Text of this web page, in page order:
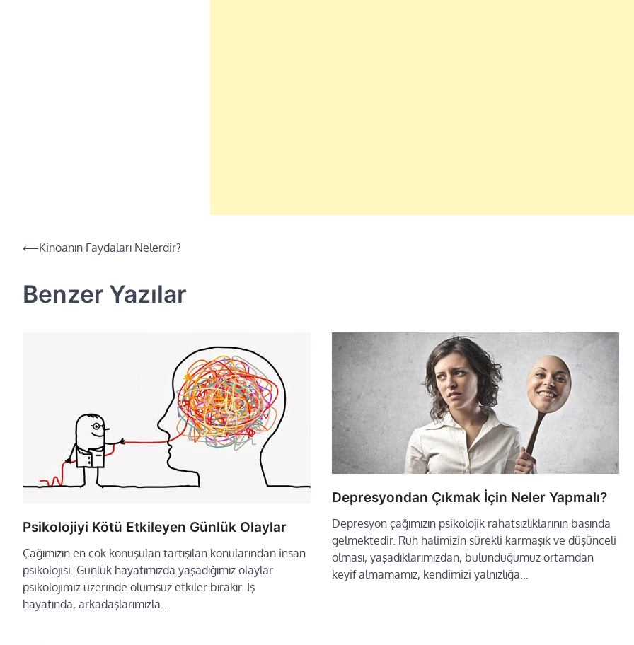
Yazı
⟵Kinoanın Faydaları Nelerdir?
Benzer Yazılar
Psikolojiyi Kötü Etkileyen Günlük Olaylar
Çağımızın en çok konuşulan tartışılan konularından insan
psikolojisi. Günlük hayatımızda yaşadığımız olaylar
psikolojimiz üzerinde olumsuz etkiler bırakır. İş
hayatında, arkadaşlarımızla…
Depresyondan Çıkmak İçin Neler Yapmalı?
Depresyon çağımızın psikolojik rahatsızlıklarının başında
gelmektedir. Ruh halimizin sürekli karmaşık ve düşünceli
olması, yaşadıklarımızdan, bulunduğumuz ortamdan
keyif almamamız, kendimizi yalnızlığa…